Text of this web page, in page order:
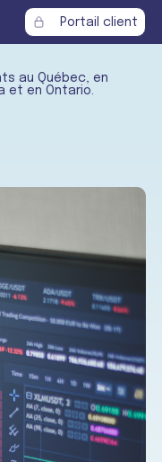
Portail client
au Québec, en
et en Ontario.